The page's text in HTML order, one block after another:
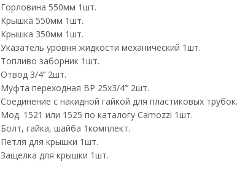
Горловина 550мм 1шт.
Крышка 550мм 1шт.
Крышка 350мм 1шт.
Указатель уровня жидкости механический 1шт.
Топливо заборник 1шт.
Отвод 3/4’’ 2шт.
Муфта переходная ВР 25х3/4’’’ 2шт.
Соединение с накидной гайкой для пластиковых трубок.
Мод. 1521 или 1525 по каталогу Camozzi 1шт.
Болт, гайка, шайба 1комплект.
Петля для крышки 1шт.
Защелка для крышки 1шт.